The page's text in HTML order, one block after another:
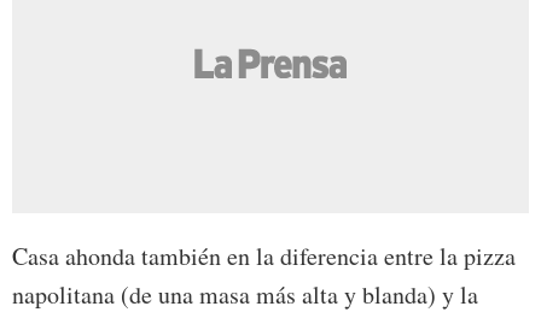
Casa ahonda también en la diferencia entre la pizza
napolitana (de una masa más alta y blanda) y la